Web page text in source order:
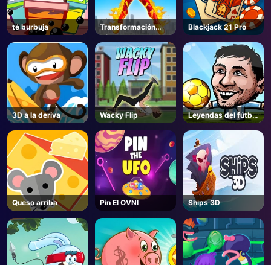
AD
té burbuja
Transformación
héroe Run
Blackjack 21 Pro
3D a la deriva Wacky Flip
Leyendas del fútbol
2019
Queso arriba Pin El OVNI Ships 3D